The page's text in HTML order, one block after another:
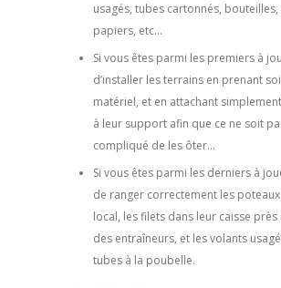
usagés, tubes cartonnés, bouteilles,
papiers, etc…
Si vous êtes parmi les premiers à
d’installer les terrains en prenant
matériel, et en attachant
à leur support afin que ce ne soit
compliqué de les ôter…
Si vous êtes parmi les derniers à
de ranger correctement les
local, les filets dans leur caisse près
des entraîneurs, et les volants
tubes à la poubelle.